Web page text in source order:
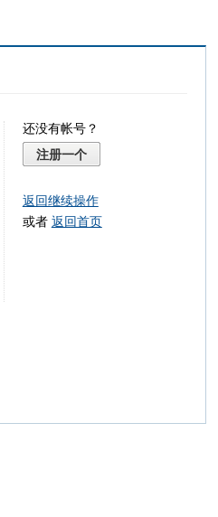
还没有帐号？
注册一个
返回继续操作
或者 返回首页